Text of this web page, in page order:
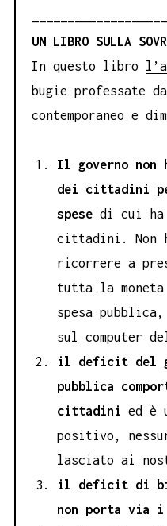
UN LIBRO SULLA
In questo libro
bugie professate
contemporaneo e
Il governo non
dei cittadini
spesedi cui ha
cittadini. Non
ricorrere a
tutta la
spesa
sul computer
il deficit del
pubblica
cittadini ed è
positivo,
lasciato ai
il deficit di
non porta via